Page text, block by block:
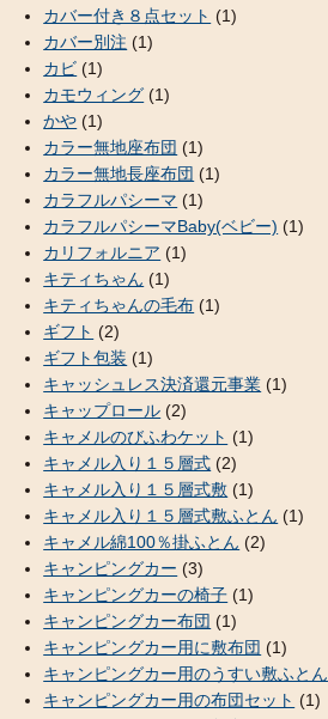
カバー付き８点セット (1)
カバー別注 (1)
カビ (1)
カモウィング (1)
かや (1)
カラー無地座布団 (1)
カラー無地長座布団 (1)
カラフルパシーマ (1)
カラフルパシーマBaby(ベビー) (1)
カリフォルニア (1)
キティちゃん (1)
キティちゃんの毛布 (1)
ギフト (2)
ギフト包装 (1)
キャッシュレス決済還元事業 (1)
キャップロール (2)
キャメルのびふわケット (1)
キャメル入り１５層式 (2)
キャメル入り１５層式敷 (1)
キャメル入り１５層式敷ふとん (1)
キャメル綿100％掛ふとん (2)
キャンピングカー (3)
キャンピングカーの椅子 (1)
キャンピングカー布団 (1)
キャンピングカー用に敷布団 (1)
キャンピングカー用のうすい敷ふとん
キャンピングカー用の布団セット (1)